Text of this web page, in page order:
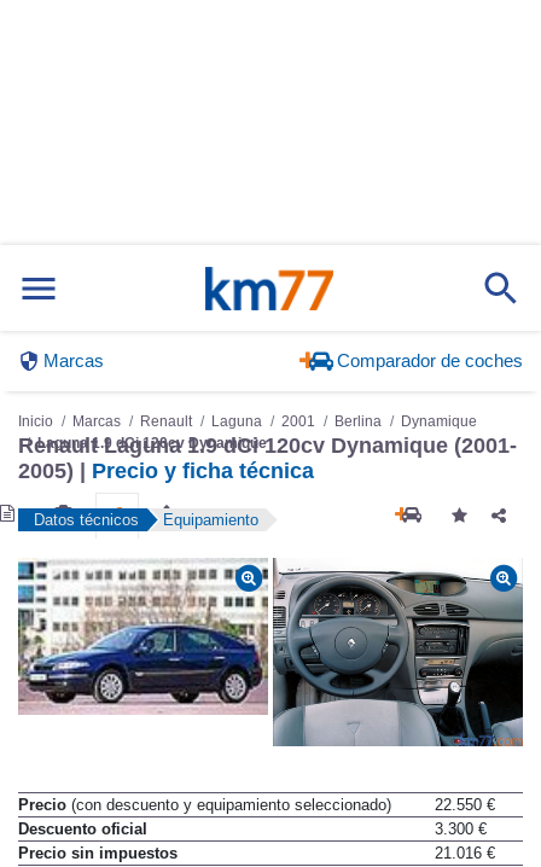
Marcas Comparador de coches
Inicio Marcas Renault Laguna 2001 Berlina
Dynamique
Laguna 1.9 dCi 120cv Dynamique
Renault Laguna 1.9 dCi 120cv Dynamique (2001-
2005) | Precio y ficha técnica
Datos técnicos Equipamiento
Precio (con descuento y equipamiento seleccionado)
22.550 €
Descuento oficial
3.300 €
Precio sin impuestos
21.016 €